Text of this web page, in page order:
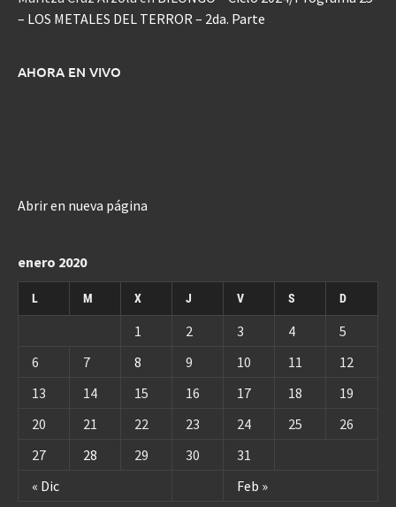
– LOS METALES DEL TERROR – 2da. Parte
AHORA EN VIVO
Abrir en nueva página
enero 2020
L M X J V S D
« Dic Feb »
1 2 3 4
5
6
7 8 9 10 11
12
13
14 15 16 17 18
19
20
21 22 23 24 25
26
27
28 29 30 31